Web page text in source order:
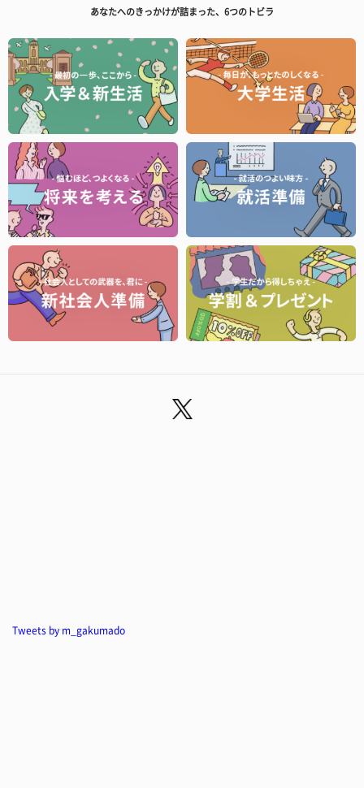
あなたへのきっかけが詰まった、6つのトビラ
Tweets by m_gakumado